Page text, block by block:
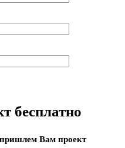
бесплатно
Вам проект